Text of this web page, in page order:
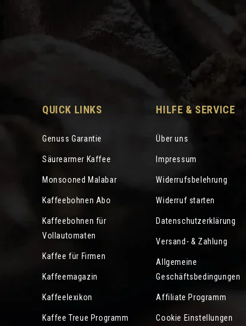
QUICK LINKS
Genuss Garantie
Säurearmer Kaffee
Monsooned Malabar
Kaffeebohnen Abo
Kaffeebohnen für
Vollautomaten
Kaffee für Firmen
Kaffeemagazin
Kaffeelexikon
Kaffee Treue Programm
HILFE & SERVICE
Über uns
Impressum
Widerrufsbelehrung
Widerruf starten
Datenschutzerklärung
Versand- & Zahlung
Allgemeine
Geschäftsbedingungen
Affiliate Programm
Cookie Einstellungen